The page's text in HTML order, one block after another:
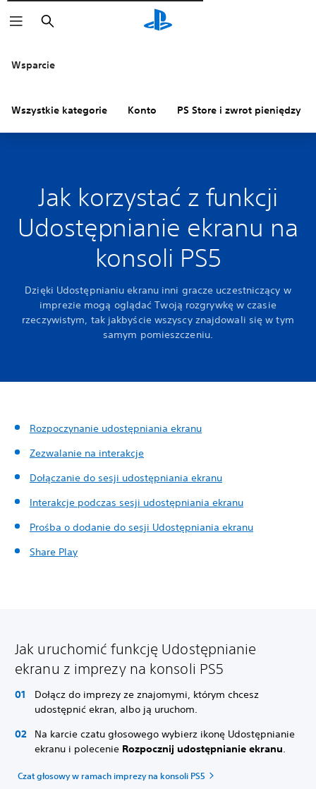
Wyszukaj
Wsparcie
Wszystkie kategorie Konto PS Store i zwrot pieniędzy
Jak korzystać z funkcji
Udostępnianie ekranu na
konsoli PS5
Dzięki Udostępnianiu ekranu inni gracze uczestniczący w
imprezie mogą oglądać Twoją rozgrywkę w czasie
rzeczywistym, tak jakbyście wszyscy znajdowali się w tym
samym pomieszczeniu.
Rozpoczynanie udostępniania ekranu
Zezwalanie na interakcje
Dołączanie do sesji udostępniania ekranu
Interakcje podczas sesji udostępniania ekranu
Prośba o dodanie do sesji Udostępniania ekranu
Share Play
Jak uruchomić funkcję Udostępnianie
ekranu z imprezy na konsoli PS5
Dołącz do imprezy ze znajomymi, którym chcesz
udostępnić ekran, albo ją uruchom.
Na karcie czatu głosowego wybierz ikonę Udostępnianie
ekranu i polecenie Rozpocznij udostępnianie ekranu.
Czat głosowy w ramach imprezy na konsoli PS5